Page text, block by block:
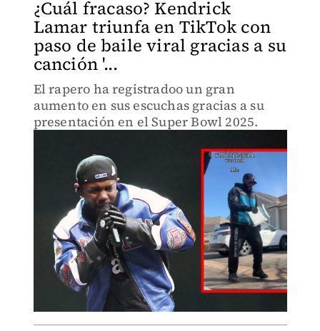
¿Cuál fracaso? Kendrick
Lamar triunfa en TikTok con
paso de baile viral gracias a su
canción '...
El rapero ha registradoo un gran
aumento en sus escuchas gracias a su
presentación en el Super Bowl 2025.